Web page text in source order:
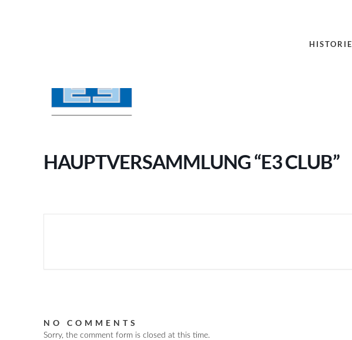
HISTORIE
HAUPTVERSAMMLUNG “E3 CLUB”
NO COMMENTS
Sorry, the comment form is closed at this time.